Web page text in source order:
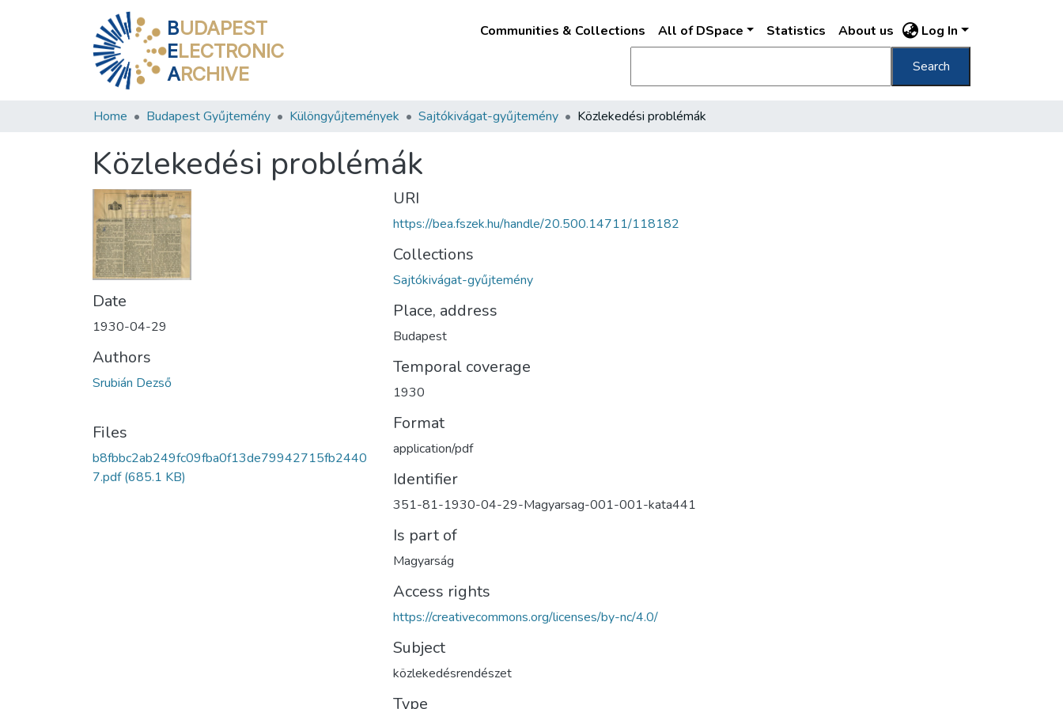
BUDAPEST
ELECTRONIC
ARCHIVE
Communities & Collections All of DSpace Statistics About us Log In
Search
Home Budapest Gyűjtemény Különgyűjtemények Sajtókivágat-gyűjtemény Közlekedési problémák
Közlekedési problémák
Date
1930-04-29
Authors
Srubián Dezső
Files
b8fbbc2ab249fc09fba0f13de79942715fb2440
7.pdf(685.1 KB)
URI
https://bea.fszek.hu/handle/20.500.14711/118182
Collections
Sajtókivágat-gyűjtemény
Place, address
Budapest
Temporal coverage
1930
Format
application/pdf
Identifier
351-81-1930-04-29-Magyarsag-001-001-kata441
Is part of
Magyarság
Access rights
https://creativecommons.org/licenses/by-nc/4.0/
Subject
közlekedésrendészet
Type